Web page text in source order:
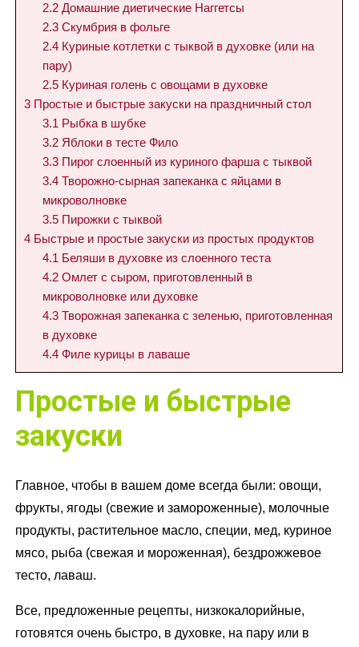
2.2 Домашние диетические Наггетсы
2.3 Скумбрия в фольге
2.4 Куриные котлетки с тыквой в духовке (или на
пару)
2.5 Куриная голень с овощами в духовке
3 Простые и быстрые закуски на праздничный стол
3.1 Рыбка в шубке
3.2 Яблоки в тесте Фило
3.3 Пирог слоенный из куриного фарша с тыквой
3.4 Творожно-сырная запеканка с яйцами в
микроволновке
3.5 Пирожки с тыквой
4 Быстрые и простые закуски из простых продуктов
4.1 Беляши в духовке из слоенного теста
4.2 Омлет с сыром, приготовленный в
микроволновке или духовке
4.3 Творожная запеканка с зеленью, приготовленная
в духовке
4.4 Филе курицы в лаваше
Простые и быстрые
закуски
Главное, чтобы в вашем доме всегда были: овощи,
фрукты, ягоды (свежие и замороженные), молочные
продукты, растительное масло, специи, мед, куриное
мясо, рыба (свежая и мороженная), бездрожжевое
тесто, лаваш.
Все, предложенные рецепты, низкокалорийные,
готовятся очень быстро, в духовке, на пару или в